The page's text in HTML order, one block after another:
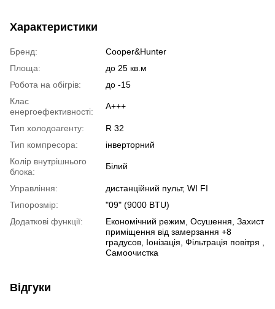
Характеристики
Бренд:
Cooper&Hunter
Площа:
до 25 кв.м
Робота на обігрів:
до -15
Клас
енергоефективності:
A+++
Тип холодоагенту:
R 32
Тип компресора:
інверторний
Колір внутрішнього
блока:
Білий
Управління:
дистанційний пульт, WI FI
Типорозмір:
"09" (9000 BTU)
Додаткові функції:
Економічний режим, Осушення, Захист
приміщення від замерзання +8
градусов, Іонізація, Фільтрація повітря ,
Самоочистка
Відгуки